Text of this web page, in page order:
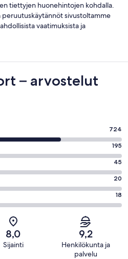
tiettyjen huonehintojen kohdalla.
peruutuskäytännöt sivustoltamme
vaatimuksista ja
– arvostelut
724
195
45
20
18
8,0
Sijainti
9,2
Henkilökunta ja
palvelu